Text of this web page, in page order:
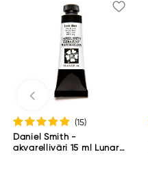
(15)
Daniel Smith -
akvarelliväri 15 ml Lunar